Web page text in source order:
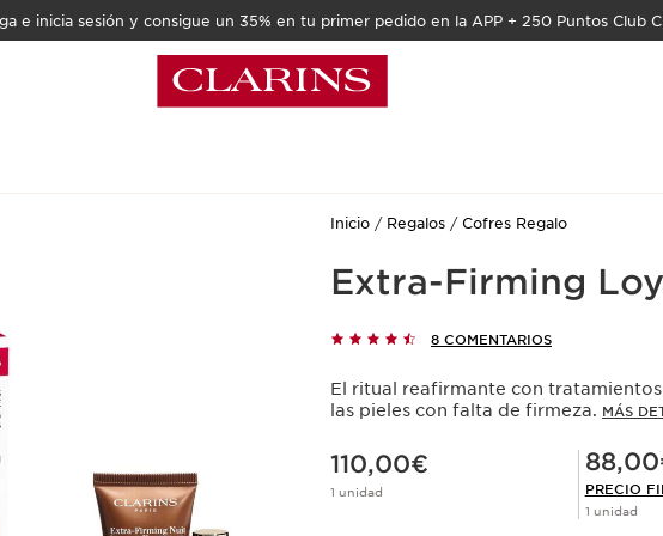
e inicia sesión y consigue un 35% en tu primer pedido en la APP + 250 Puntos Club
Inicio Regalos Cofres Regalo
Extra-Firming
8 COMENTARIOS
El ritual reafirmante con
las pieles con falta de firmeza. MÁS
Precio actual 110,00€
110,00€
1 unidad
Precio Fidelidad
PRECIO
1 unidad